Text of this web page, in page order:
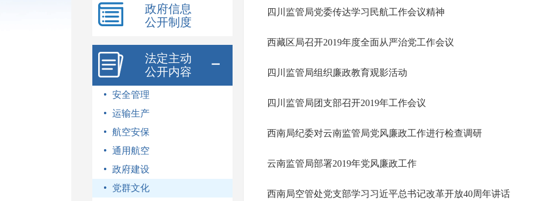
政府信息
公开制度
法定主动
公开内容
安全管理
运输生产
航空安保
通用航空
政府建设
党群文化
四川监管局党委传达学习民航工作会议精神
西藏区局召开2019年度全面从严治党工作会议
四川监管局组织廉政教育观影活动
四川监管局团支部召开2019年工作会议
西南局纪委对云南监管局党风廉政工作进行检查调研
云南监管局部署2019年党风廉政工作
西南局空管处党支部学习习近平总书记改革开放40周年讲话